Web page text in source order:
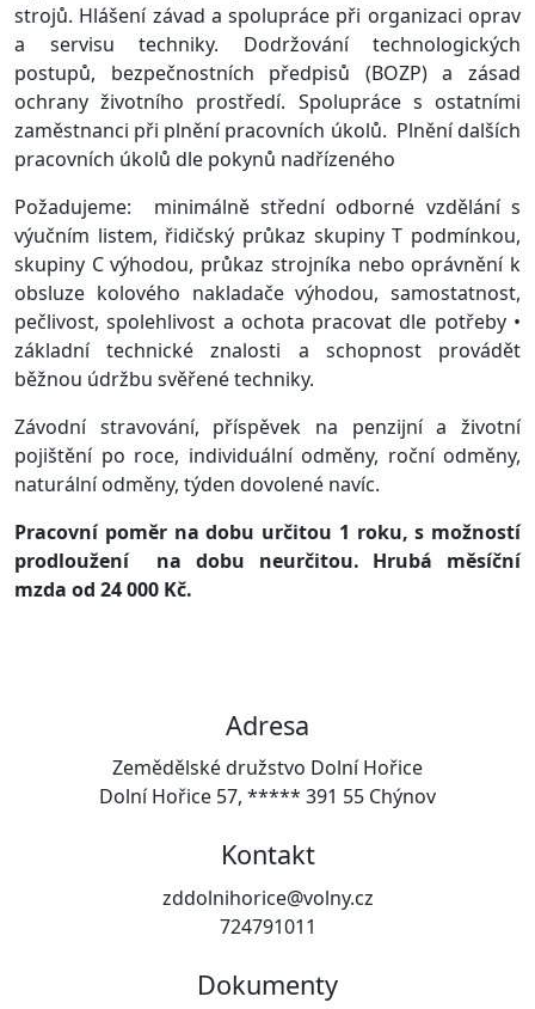
strojů. Hlášení závad a spolupráce při organizaci oprav
a servisu techniky. Dodržování technologických
postupů, bezpečnostních předpisů (BOZP) a zásad
ochrany životního prostředí. Spolupráce s ostatními
zaměstnanci při plnění pracovních úkolů. Plnění dalších
pracovních úkolů dle pokynů nadřízeného
Požadujeme: minimálně střední odborné vzdělání s
výučním listem, řidičský průkaz skupiny T podmínkou,
skupiny C výhodou, průkaz strojníka nebo oprávnění k
obsluze kolového nakladače výhodou, samostatnost,
pečlivost, spolehlivost a ochota pracovat dle potřeby •
základní technické znalosti a schopnost provádět
běžnou údržbu svěřené techniky.
Závodní stravování, příspěvek na penzijní a životní
pojištění po roce, individuální odměny, roční odměny,
naturální odměny, týden dovolené navíc.
Pracovní poměr na dobu určitou 1 roku, s možností
prodloužení na dobu neurčitou. Hrubá měsíční
mzda od 24 000 Kč.
Adresa
Zemědělské družstvo Dolní Hořice
Dolní Hořice 57, ***** 391 55 Chýnov
Kontakt
zddolnihorice@volny.cz
724791011
Dokumenty